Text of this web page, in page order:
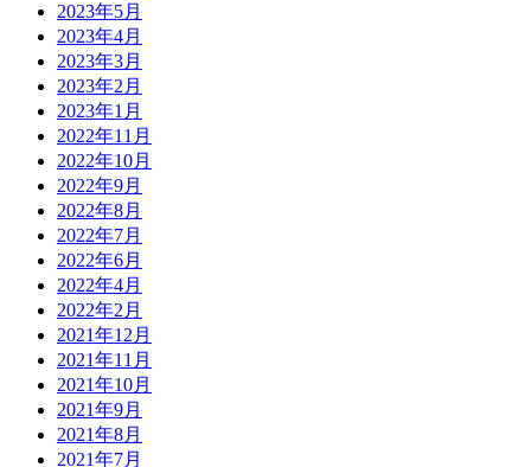
2023年5月
2023年4月
2023年3月
2023年2月
2023年1月
2022年11月
2022年10月
2022年9月
2022年8月
2022年7月
2022年6月
2022年4月
2022年2月
2021年12月
2021年11月
2021年10月
2021年9月
2021年8月
2021年7月